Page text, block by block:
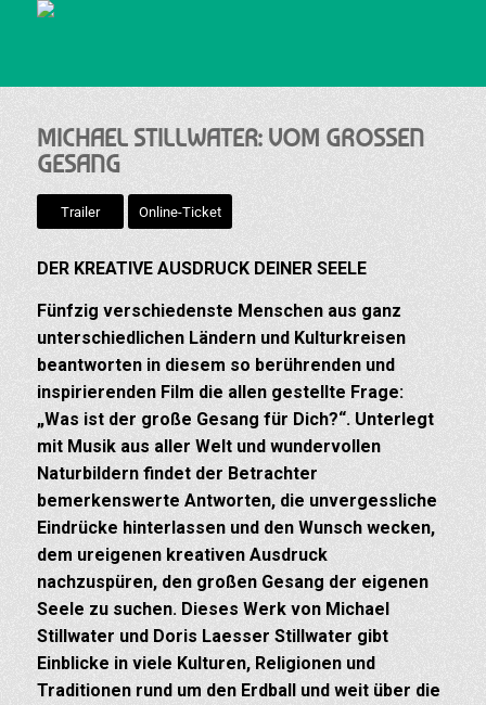
MICHAEL STILLWATER: VOM GROSSEN
GESANG
Trailer Online-Ticket
DER KREATIVE AUSDRUCK DEINER SEELE
Fünfzig verschiedenste Menschen aus ganz
unterschiedlichen Ländern und Kulturkreisen
beantworten in diesem so berührenden und
inspirierenden Film die allen gestellte Frage:
„Was ist der große Gesang für Dich?“. Unterlegt
mit Musik aus aller Welt und wundervollen
Naturbildern findet der Betrachter
bemerkenswerte Antworten, die unvergessliche
Eindrücke hinterlassen und den Wunsch wecken,
dem ureigenen kreativen Ausdruck
nachzuspüren, den großen Gesang der eigenen
Seele zu suchen. Dieses Werk von Michael
Stillwater und Doris Laesser Stillwater gibt
Einblicke in viele Kulturen, Religionen und
Traditionen rund um den Erdball und weit über die